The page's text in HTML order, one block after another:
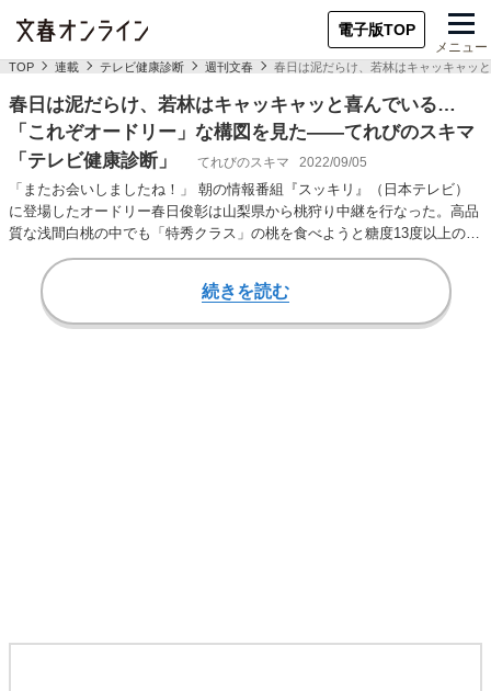
電子版TOP
メニュー
TOP 連載 テレビ健康診断 週刊文春 春日は泥だらけ、若林はキャッキャッ
春日は泥だらけ、若林はキャッキャッと喜んでいる…
「これぞオードリー」な構図を見た――てれびのスキマ
「テレビ健康診断」
てれびのスキマ 2022/09/05
「またお会いしましたね！」 朝の情報番組『スッキリ』（日本テレビ）
に登場したオードリー春日俊彰は山梨県から桃狩り中継を行なった。高品
質な浅間白桃の中でも「特秀クラス」の桃を食べようと糖度13度以上の桃
を探し奮闘する春…
続きを読む